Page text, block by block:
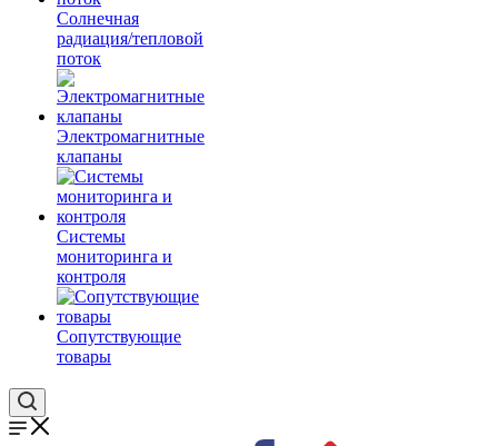
Солнечная
радиация/тепловой
поток
Электромагнитные
клапаны
Системы
мониторинга и
контроля
Сопутствующие
товары